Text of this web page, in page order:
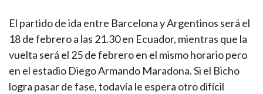
El partido de ida entre Barcelona y Argentinos será el
18 de febrero a las 21.30 en Ecuador, mientras que la
vuelta será el 25 de febrero en el mismo horario pero
en el estadio Diego Armando Maradona. Si el Bicho
logra pasar de fase, todavía le espera otro difícil